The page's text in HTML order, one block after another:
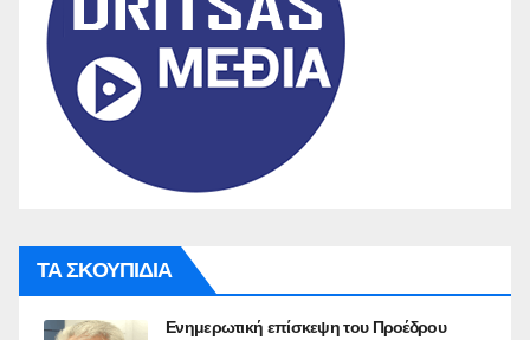
ΤΑ ΣΚΟΥΠΙΔΙΑ
Ενημερωτική επίσκεψη του Προέδρου